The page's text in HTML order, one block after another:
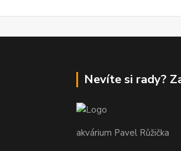
Nevíte si rady?
akvárium Pavel Růžička